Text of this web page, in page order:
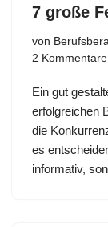
7 große
von
2 Kommentare
Ein gut
erfolgreichen
die
es
informativ,